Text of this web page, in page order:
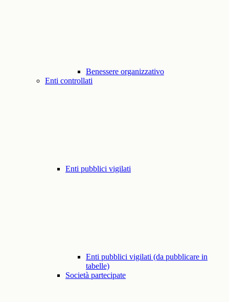
Benessere organizzativo
Enti controllati
Enti pubblici vigilati
Enti pubblici vigilati (da pubblicare in
tabelle)
Società partecipate